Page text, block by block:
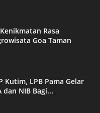
Rasa
Goa Taman
Kutim, LPB Pama Gelar
dan NIB Bagi...